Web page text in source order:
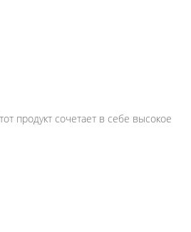
продукт сочетает в себе высокое